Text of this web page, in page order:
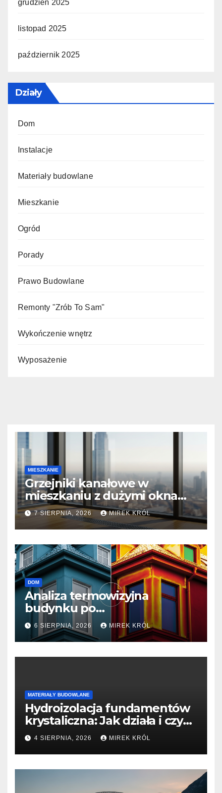
grudzień 2025
listopad 2025
październik 2025
Działy
Dom
Instalacje
Materiały budowlane
Mieszkanie
Ogród
Porady
Prawo Budowlane
Remonty "Zrób To Sam"
Wykończenie wnętrz
Wyposażenie
MIESZKANIE
Grzejniki kanałowe w
mieszkaniu z dużymi oknami:
Montaż i efektywność
cieplna.
7 SIERPNIA, 2026 MIREK KRÓL
DOM
Analiza termowizyjna
budynku po
termomodernizacji: Jak
sprawdzić efektywność prac?
6 SIERPNIA, 2026 MIREK KRÓL
MATERIAŁY BUDOWLANE
Hydroizolacja fundamentów
krystaliczna: Jak działa i czy
jest lepsza niż tradycyjne
masy bitumiczne?
4 SIERPNIA, 2026 MIREK KRÓL